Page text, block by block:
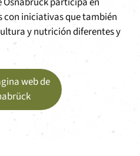
con iniciativas que también
y nutrición diferentes y
web de